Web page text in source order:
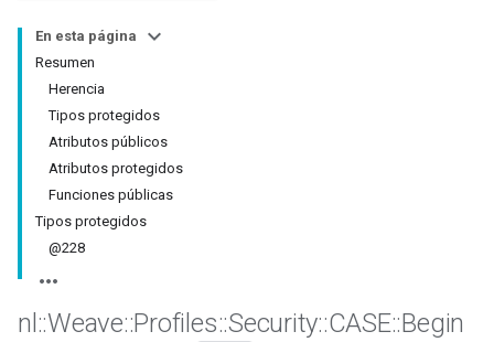
En esta página
Resumen
Herencia
Tipos protegidos
Atributos públicos
Atributos protegidos
Funciones públicas
Tipos protegidos
@228
nl ::Weave::Profiles::Security::CASE::Begin